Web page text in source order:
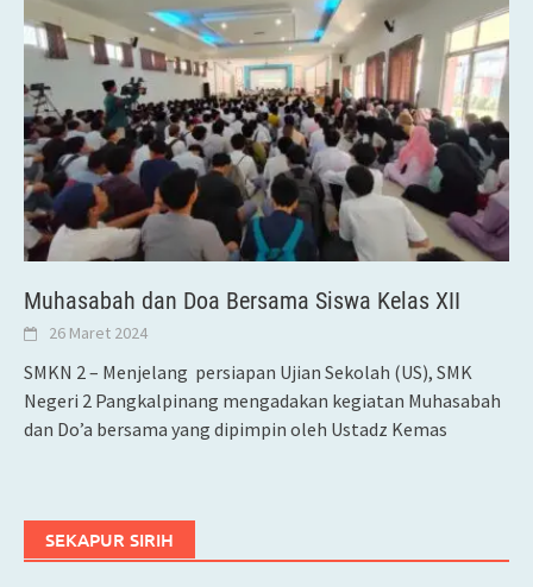
Muhasabah dan Doa Bersama Siswa Kelas XII
26 Maret 2024
SMKN 2 – Menjelang persiapan Ujian Sekolah (US), SMK
Negeri 2 Pangkalpinang mengadakan kegiatan Muhasabah
dan Do’a bersama yang dipimpin oleh Ustadz Kemas
SEKAPUR SIRIH